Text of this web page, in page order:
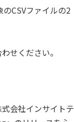
CSVファイルの2
せください。
会社インサイトテ